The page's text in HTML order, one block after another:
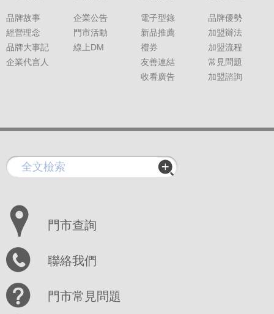
品牌故事
經營理念
品牌大事記
企業代言人
企業公告
門市活動
線上DM
電子型錄
新品推薦
禮券
友善連結
收看廣告
品牌優勢
加盟辦法
加盟流程
常見問題
加盟諮詢
門市查詢
聯絡我們
門市常見問題